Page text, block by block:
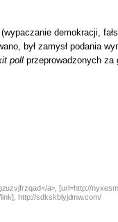
demokracji,
był zamysł podania
poll przeprowadzonych za
a>, [url=http://
http://sdkskblyjdmw.com/